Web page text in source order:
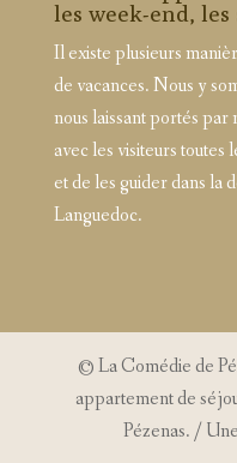
les week-end, les
Il existe plusieurs
de vacances. Nous y
nous laissant portés
avec les visiteurs toutes
et de les guider dans la
Languedoc.
© La Comédie de
appartement de
Pézenas. /